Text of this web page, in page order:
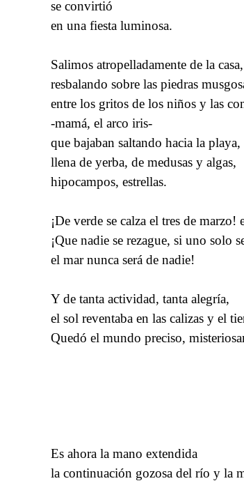
se convirtió
en una fiesta luminosa.
Salimos atropelladamente de la casa,
resbalando sobre las piedras
entre los gritos de los niños y las
-mamá, el arco iris-
que bajaban saltando hacia la playa,
llena de yerba, de medusas y algas,
hipocampos, estrellas.
¡De verde se calza el tres de marzo!
¡Que nadie se rezague, si uno solo
el mar nunca será de nadie!
Y de tanta actividad, tanta alegría,
el sol reventaba en las calizas y el
Quedó el mundo preciso,
Es ahora la mano extendida
la continuación gozosa del río y la